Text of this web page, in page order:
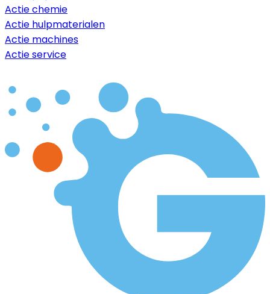
Actie chemie
Actie hulpmaterialen
Actie machines
Actie service